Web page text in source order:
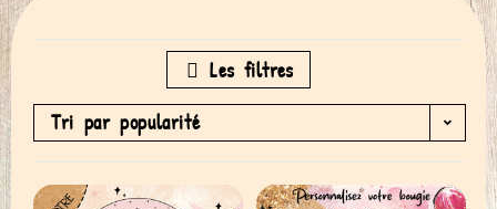
Les filtres
Tri par popularité